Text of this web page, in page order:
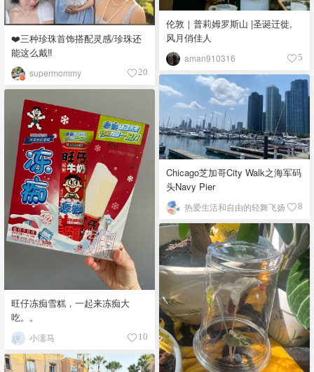
伦敦｜普莉姆罗斯山 |圣诞迁徙,
风月俏佳人
aman910316 5
❤️三种珍珠首饰搭配灵感/珍珠还
能这么戴‼️
supermommy 20
Chicago芝加哥City Walk之海军码
头Navy Pier
热爱生活和自由的轻舞飞扬 8
旺仔冻痴雪糕，一起来冻痴大
吃。。
小濡马 10